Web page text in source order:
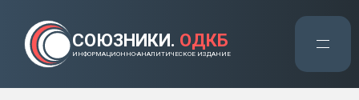
СОЮЗНИКИ. ОДКБ
ИНФОРМАЦИОННО-АНАЛИТИЧЕСКОЕ ИЗДАНИЕ